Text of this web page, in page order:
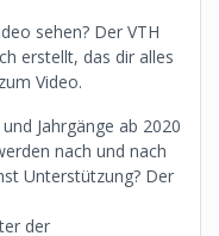
sehen? Der VTH
erstellt, das dir alles
Video.
Jahrgänge ab 2020
nach und nach
Unterstützung? Der
der